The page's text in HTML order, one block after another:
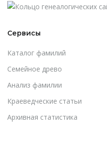
Сервисы
Каталог фамилий
Cемейное древо
Анализ фамилии
Краеведческие статьи
Архивная статистика